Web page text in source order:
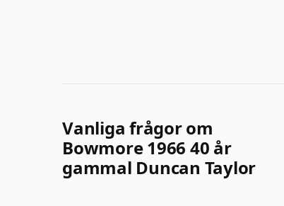
Vanliga frågor om
Bowmore 1966 40 år
gammal Duncan Taylor